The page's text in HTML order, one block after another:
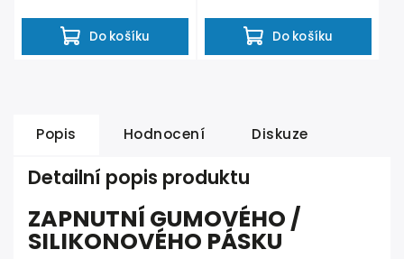
Do košíku Do košíku
Popis Hodnocení Diskuze
Detailní popis produktu
ZAPNUTNÍ GUMOVÉHO /
SILIKONOVÉHO PÁSKU